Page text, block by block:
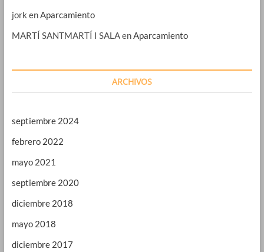
jork en Aparcamiento
MARTÍ SANTMARTÍ I SALAen Aparcamiento
ARCHIVOS
septiembre 2024
febrero 2022
mayo 2021
septiembre 2020
diciembre 2018
mayo 2018
diciembre 2017